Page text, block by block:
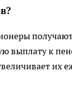
выплату к
их